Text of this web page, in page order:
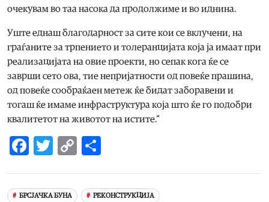
очекувам во таа насока да продолжиме и во иднина.
Уште еднаш благодарност за сите кои се вклучени, на
граѓаните за трпението и толеранцијата која ја имаат при
реализацијата на овие проекти, но сепак кога ќе се
заврши сето ова, тие непријатности од повеќе прашина,
од повеќе сообраќаен метеж ќе бидат заборавени и
тогаш ќе имаме инфраструктура која што ќе го подобри
квалитетот на животот на истите.“
Facebook
Twitter
Copy
БРСЈАЧКА БУНА РЕКОНСТРУКЦИЈА